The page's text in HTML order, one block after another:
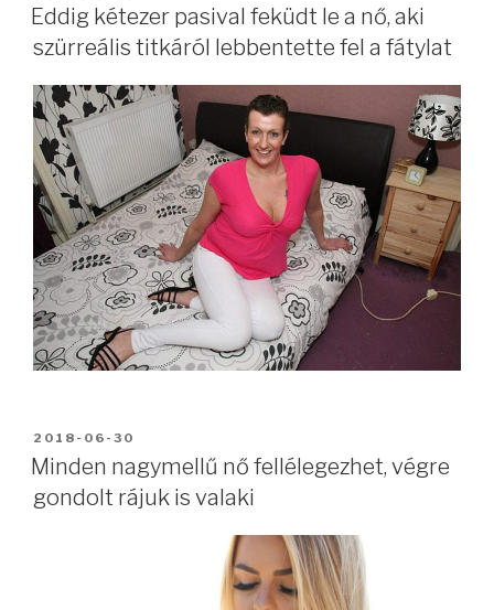
Eddig kétezer pasival feküdt le a nő, aki
szürreális titkáról lebbentette fel a fátylat
BEKÜLDVE:
2018-06-30
Minden nagymellű nő fellélegezhet, végre
gondolt rájuk is valaki